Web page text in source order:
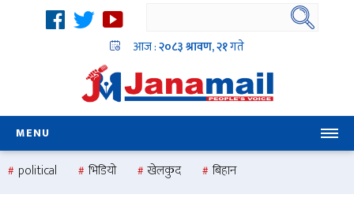
आज :२०८३ श्रावण, २१गते
MENU
political भिडियो खेलकुद
बिहान